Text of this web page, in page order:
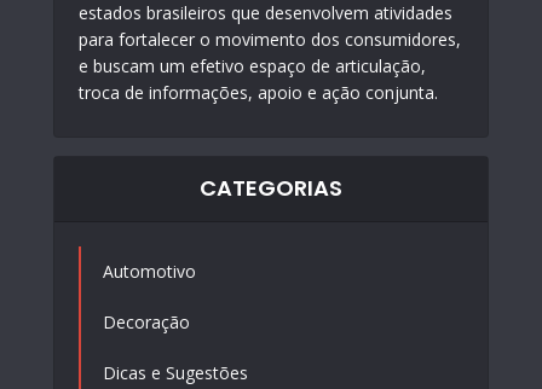
estados brasileiros que desenvolvem atividades
para fortalecer o movimento dos consumidores,
e buscam um efetivo espaço de articulação,
troca de informações, apoio e ação conjunta.
CATEGORIAS
Automotivo
Decoração
Dicas e Sugestões